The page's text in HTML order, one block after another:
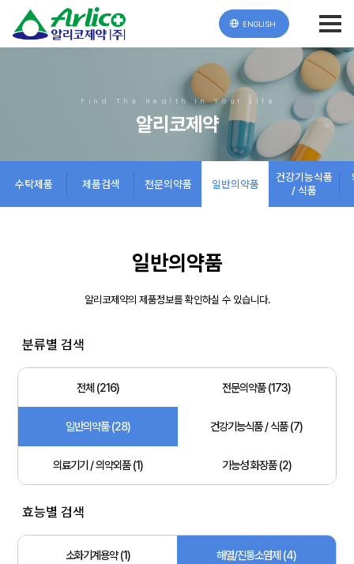
ENGLISH
Find The Health In Your Life
알리코제약
수탁제품 제품검색 전문의약품 일반의약품
건강기능식품
/ 식품
일반의약품
알리코제약의 제품정보를 확인하실 수 있습니다.
분류별 검색
전체 (216) 전문의약품 (173)
일반의약품 (28) 건강기능식품 / 식품 (7)
의료기기 / 의약외품 (1) 기능성 화장품 (2)
효능별 검색
소화기계용약 (1) 해열/진통소염제 (4)